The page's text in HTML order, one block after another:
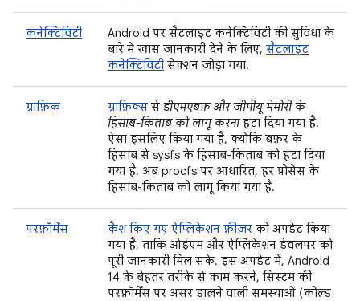
कनेक्टिविटी
Android पर सैटलाइट कनेक्टिविटी की सुविधा के
बारे में खास जानकारी देने के लिए, सैटलाइट
कनेक्टिविटी सेक्शन जोड़ा गया.
ग्राफ़िक ग्राफ़िक्स से डीएमएबफ़ और जीपीयू मेमोरी के
हिसाब-किताब को लागू करनाहटा दिया गया है.
ऐसा इसलिए किया गया है, क्योंकि बफ़र के
हिसाब से sysfs के हिसाब-किताब को हटा दिया
गया है. अब procfs पर आधारित, हर प्रोसेस के
हिसाब-किताब को लागू किया गया है.
परफ़ॉर्मेंस कैश किए गए ऐप्लिकेशन फ़्रीज़र को अपडेट किया
गया है, ताकि ओईएम और ऐप्लिकेशन डेवलपर को
पूरी जानकारी मिल सके. इस अपडेट में, Android
14 के बेहतर तरीके से काम करने, सिस्टम की
परफ़ॉर्मेंस पर असर डालने वाली समस्याओं (कोल्ड